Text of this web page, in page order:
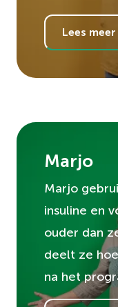
Lees meer
Marjo
Marjo
insuline en
ouder dan
deelt ze
na het